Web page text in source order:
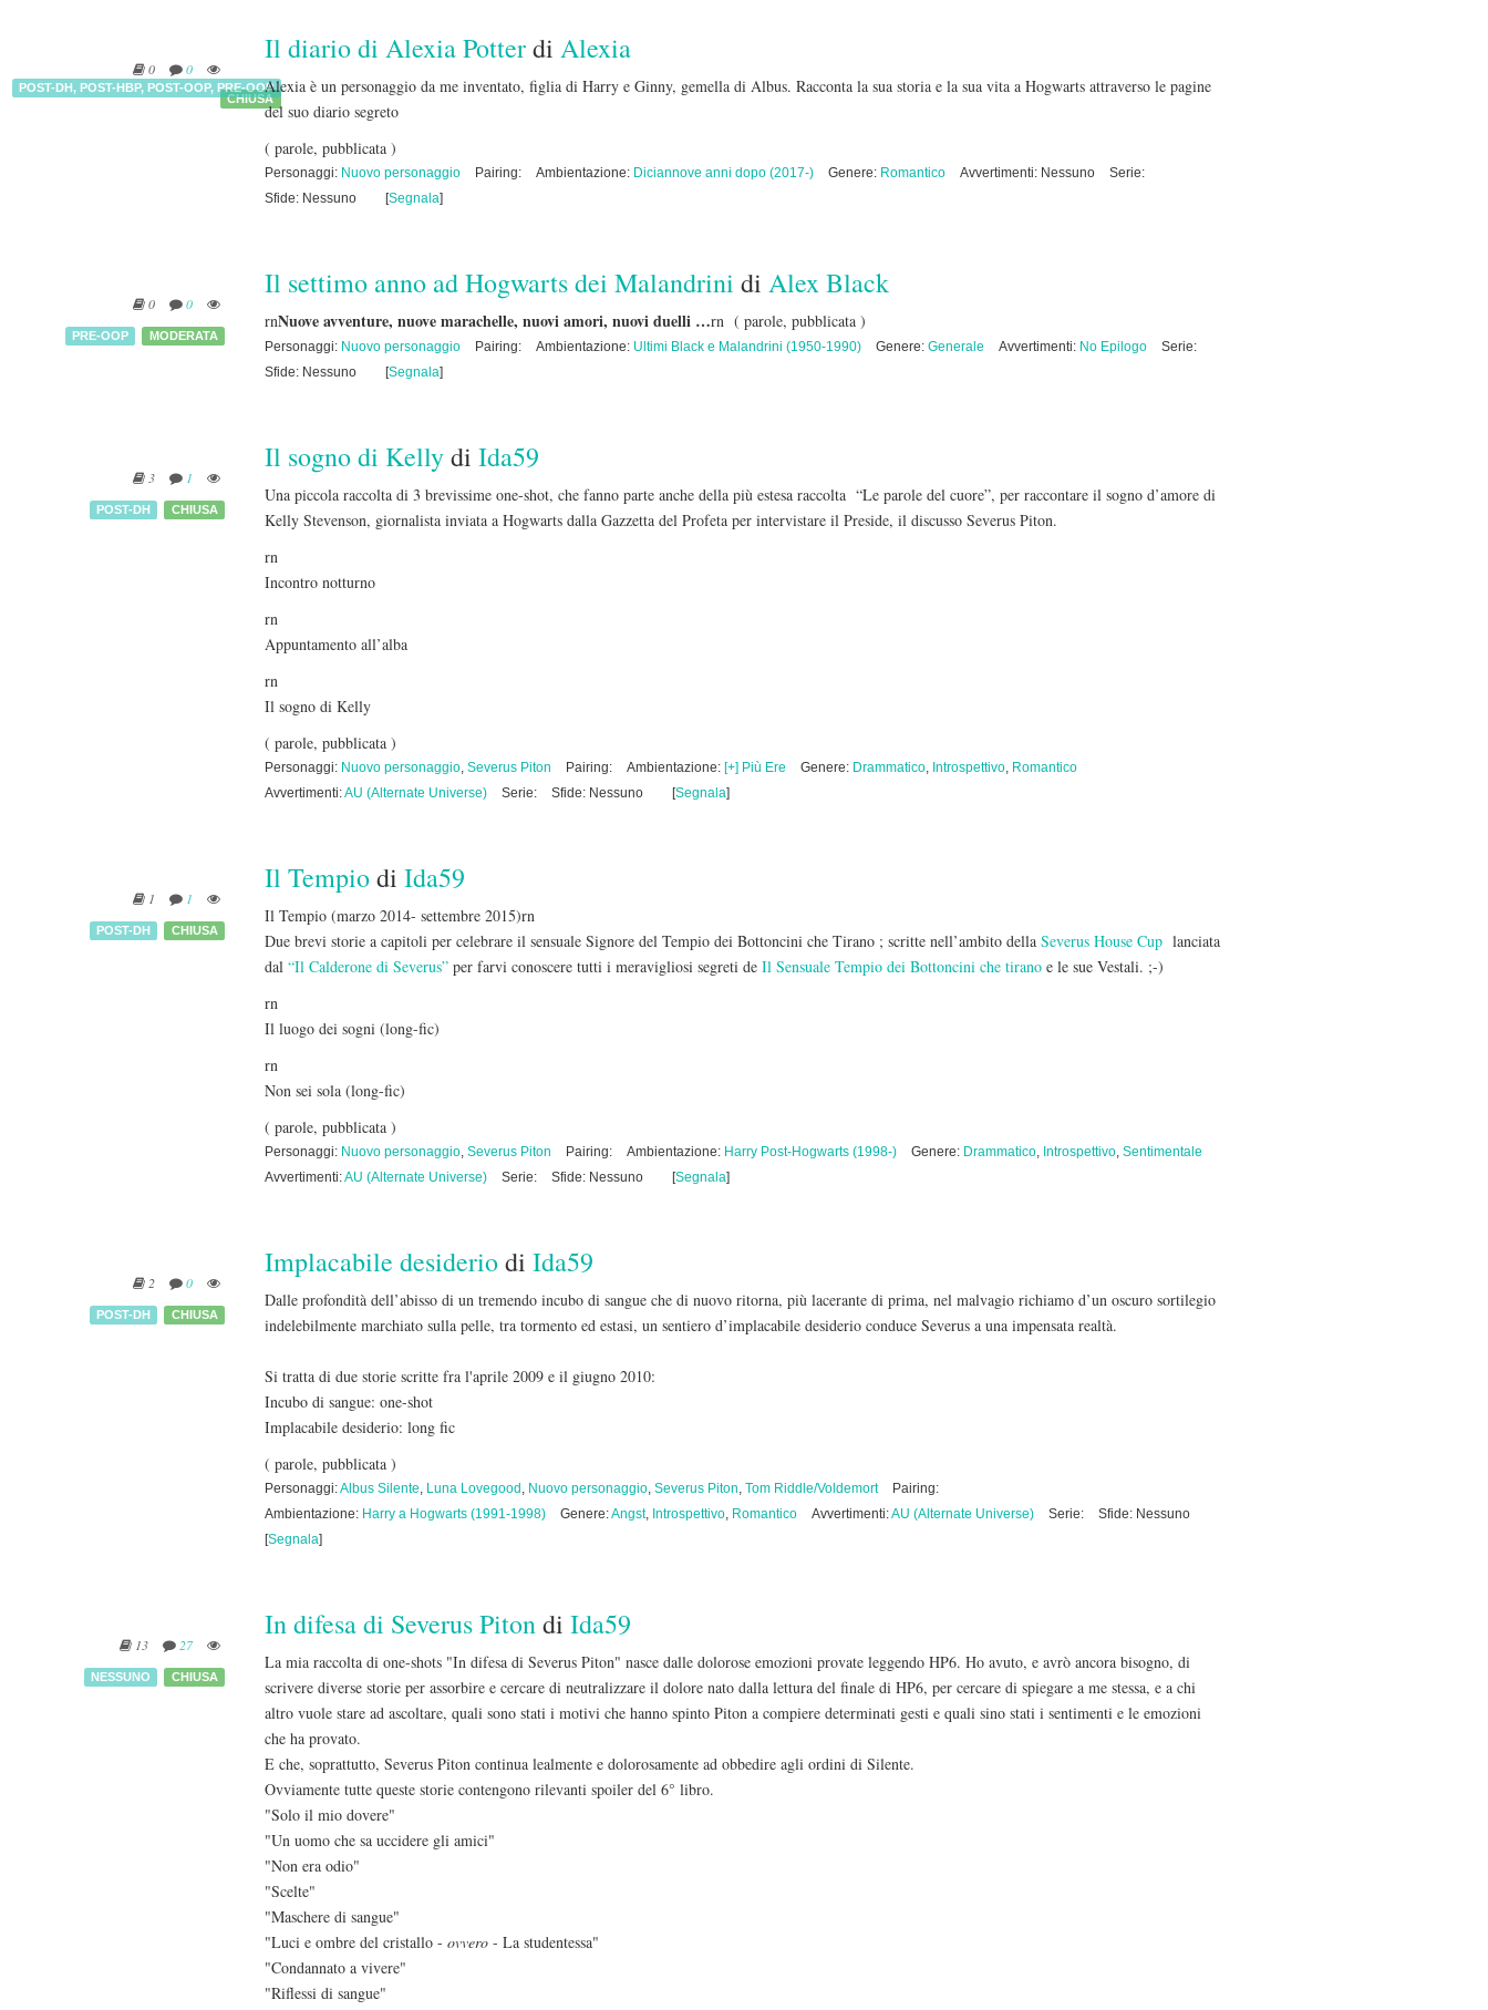
0 0
POST-DH,POST-HBP,POST-OOP,PRE-OOP
CHIUSA
Il diario di Alexia Potterdi Alexia
Alexia è un personaggio da me inventato, figlia di Harry e Ginny, gemella di Albus. Racconta la sua storia e la sua vita a Hogwarts attraverso le pagine
del suo diario segreto
( parole, pubblicata )
Personaggi: Nuovo personaggio Pairing: Ambientazione: Diciannove anni dopo (2017-) Genere: Romantico Avvertimenti: Nessuno
Serie:
Sfide: Nessuno
[Segnala]
0 0
PRE-OOP MODERATA
Il settimo anno ad Hogwarts dei Malandrini di Alex Black
rnNuove avventure, nuove marachelle, nuovi amori, nuovi duelli …rn ( parole, pubblicata )
Personaggi: Nuovo personaggio Pairing: Ambientazione: Ultimi Black e Malandrini (1950-1990) Genere: Generale Avvertimenti: No Epilogo
Serie:
Sfide: Nessuno
[Segnala]
3 1
POST-DH CHIUSA
Il sogno di Kellydi Ida59
Una piccola raccolta di 3 brevissime one-shot, che fanno parte anche della più estesa raccolta “Le parole del cuore”, per raccontare il sogno d’amore di
Kelly Stevenson, giornalista inviata a Hogwarts dalla Gazzetta del Profeta per intervistare il Preside, il discusso Severus Piton.
rn
Incontro notturno
rn
Appuntamento all’alba
rn
Il sogno di Kelly
( parole, pubblicata )
Personaggi: Nuovo personaggio, Severus Piton Pairing: Ambientazione: [+] Più Ere Genere: Drammatico, Introspettivo, Romantico
Avvertimenti:AU (Alternate Universe) Serie: Sfide: Nessuno [Segnala]
1 1
POST-DH CHIUSA
Il Tempiodi Ida59
Il Tempio (marzo 2014- settembre 2015)rn
Due brevi storie a capitoli per celebrare il sensuale Signore del Tempio dei Bottoncini che Tirano ; scritte nell’ambito della Severus House Cup lanciata
dal “Il Calderone di Severus” per farvi conoscere tutti i meravigliosi segreti de Il Sensuale Tempio dei Bottoncini che tirano e le sue Vestali. ;-)
rn
Il luogo dei sogni (long-fic)
rn
Non sei sola (long-fic)
( parole, pubblicata )
Personaggi: Nuovo personaggio, Severus Piton Pairing: Ambientazione: Harry Post-Hogwarts (1998-) Genere: Drammatico, Introspettivo, Sentimentale
Avvertimenti:AU (Alternate Universe) Serie: Sfide: Nessuno [Segnala]
2 0
POST-DH CHIUSA
Implacabile desideriodi Ida59
Dalle profondità dell’abisso di un tremendo incubo di sangue che di nuovo ritorna, più lacerante di prima, nel malvagio richiamo d’un oscuro sortilegio
indelebilmente marchiato sulla pelle, tra tormento ed estasi, un sentiero d’implacabile desiderio conduce Severus a una impensata realtà.
Si tratta di due storie scritte fra l'aprile 2009 e il giugno 2010:
Incubo di sangue: one-shot
Implacabile desiderio: long fic
( parole, pubblicata )
Personaggi:Albus Silente, Luna Lovegood , Nuovo personaggio, Severus Piton, Tom Riddle/Voldemort
Pairing:
Ambientazione: Harry a Hogwarts (1991-1998) Genere:Angst, Introspettivo, Romantico Avvertimenti:AU (Alternate Universe) Serie:
Sfide: Nessuno
[Segnala]
13 27
NESSUNO CHIUSA
In difesa di Severus Pitondi Ida59
La mia raccolta di one-shots "In difesa di Severus Piton" nasce dalle dolorose emozioni provate leggendo HP6. Ho avuto, e avrò ancora bisogno, di
scrivere diverse storie per assorbire e cercare di neutralizzare il dolore nato dalla lettura del finale di HP6, per cercare di spiegare a me stessa, e a chi
altro vuole stare ad ascoltare, quali sono stati i motivi che hanno spinto Piton a compiere determinati gesti e quali sino stati i sentimenti e le emozioni
che ha provato.
E che, soprattutto, Severus Piton continua lealmente e dolorosamente ad obbedire agli ordini di Silente.
Ovviamente tutte queste storie contengono rilevanti spoiler del 6° libro.
"Solo il mio dovere"
"Un uomo che sa uccidere gli amici"
"Non era odio"
"Scelte"
"Maschere di sangue"
"Luci e ombre del cristallo - ovvero - La studentessa"
"Condannato a vivere"
"Riflessi di sangue"